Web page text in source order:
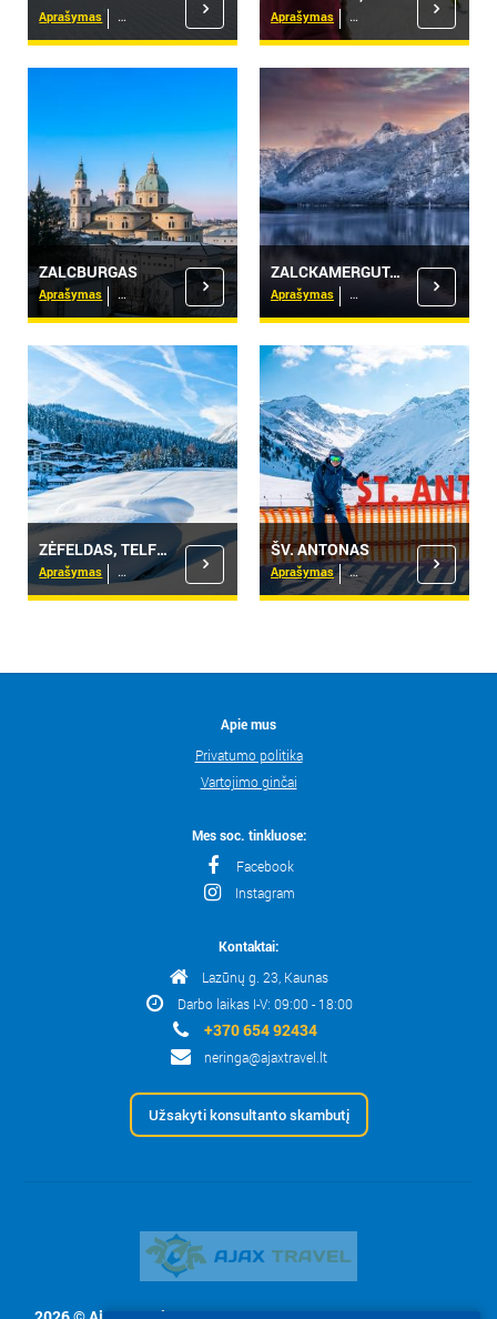
Aprašymas Viešbučiai Aprašymas Viešbučiai
ZALCBURGAS
Aprašymas Viešbučiai
ZALCKAMERGUTAS
Aprašymas Viešbučiai
ZĖFELDAS, TELFSAS
Aprašymas Viešbučiai
ŠV. ANTONAS
Aprašymas Viešbučiai
Apie mus
Privatumo politika
Vartojimo ginčai
Mes soc. tinkluose:
Facebook
Instagram
Kontaktai:
Lazūnų g. 23, Kaunas
Darbo laikas I-V: 09:00 - 18:00
+370 654 92434
neringa@ajaxtravel.lt
Užsakyti konsultanto skambutį